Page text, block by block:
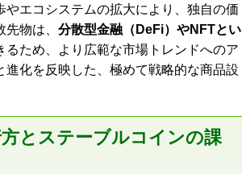
エコシステムの拡大により、独自の価
物は、 分散型金融（DeFi）やNFTとい
るため、より広範な市場トレンドへのア
化を反映した、極めて戦略的な商品設
とステーブルコインの課